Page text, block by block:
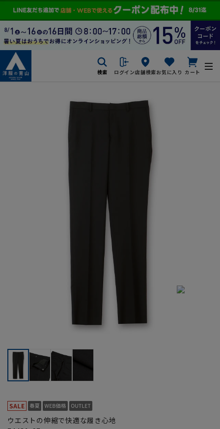
検索 ログイン店舗検索お気に入り カート
ウエストの伸縮で快適な履き心地